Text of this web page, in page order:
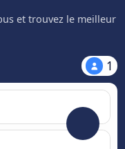
et trouvez le meilleur
1